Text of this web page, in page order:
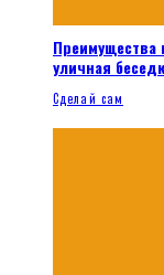
Преимущества
уличная
Сделай сам